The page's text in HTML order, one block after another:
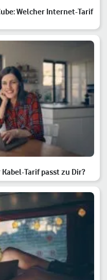
Welcher Internet-Tarif
Tarif passt zu Dir?